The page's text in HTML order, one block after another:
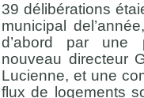
39 délibérations
municipal
d’abord par une
nouveau directeur
Lucienne, et une
flux de logements